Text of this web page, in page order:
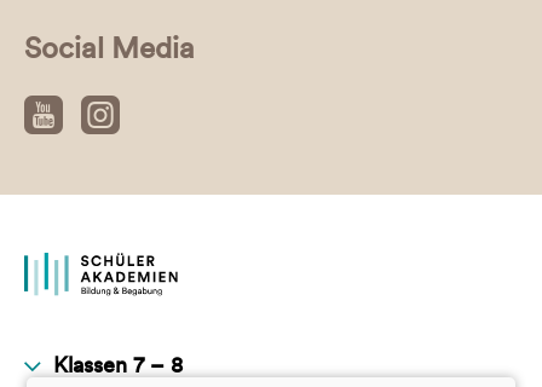
Social Media
Klassen 7 – 8